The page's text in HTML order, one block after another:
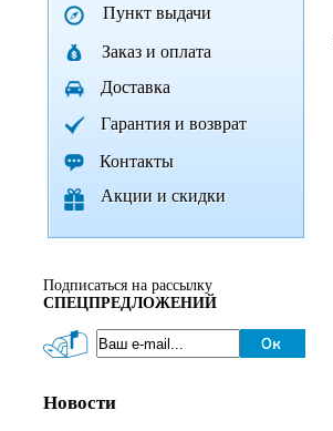
Пункт выдачи
Заказ и оплата
Доставка
Гарантия и возврат
Контакты
Акции и скидки
Подписаться на рассылку
СПЕЦПРЕДЛОЖЕНИЙ
Новости